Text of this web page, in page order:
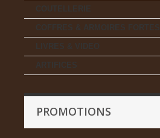
COUTELLERIE
COFFRES & ARMOIRES FORTES
LIVRES & VIDEO
ARTIFICES
PROMOTIONS